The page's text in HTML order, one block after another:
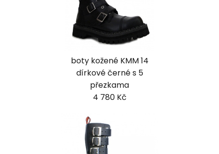
boty kožené KMM 14
dírkové černé s 5
přezkama
4 780 Kč